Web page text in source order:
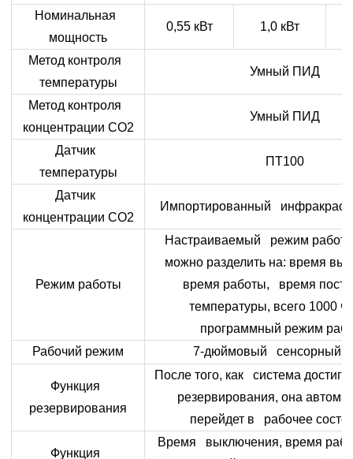
Номинальная
мощность
0,55 кВт 1,0 кВт
Метод контроля
температуры
Умный ПИД
Метод контроля
концентрации CO2
Умный ПИД
Датчик
температуры
ПТ100
Датчик
концентрации CO2
Импортированный
Режим работы
Настраиваемый режим
можно разделить на: время
время работы, время
температуры, всего 1000
программный режим
Рабочий режим
7-дюймовый сенсорный
Функция
резервирования
После того, как система
резервирования, она
перейдет в рабочее
Функция
Время выключения, время